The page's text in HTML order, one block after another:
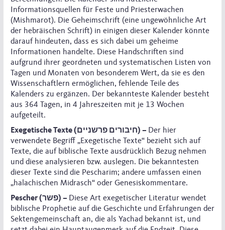
Informationsquellen für Feste und Priesterwachen
(Mishmarot). Die Geheimschrift (eine ungewöhnliche Art
der hebräischen Schrift) in einigen dieser Kalender könnte
darauf hindeuten, dass es sich dabei um geheime
Informationen handelte. Diese Handschriften sind
aufgrund ihrer geordneten und systematischen Listen von
Tagen und Monaten von besonderem Wert, da sie es den
Wissenschaftlern ermöglichen, fehlende Teile des
Kalenders zu ergänzen. Der bekannteste Kalender besteht
aus 364 Tagen, in 4 Jahreszeiten mit je 13 Wochen
aufgeteilt.
Exegetische Texte (חיבורים פרשניים) – Der hier
verwendete Begriff „Exegetische Texte“ bezieht sich auf
Texte, die auf biblische Texte ausdrücklich Bezug nehmen
und diese analysieren bzw. auslegen. Die bekanntesten
dieser Texte sind die Pescharim; andere umfassen einen
„halachischen Midrasch“ oder Genesiskommentare.
Pescher (פשר) – Diese Art exegetischer Literatur wendet
biblische Prophetie auf die Geschichte und Erfahrungen der
Sektengemeinschaft an, die als Yachad bekannt ist, und